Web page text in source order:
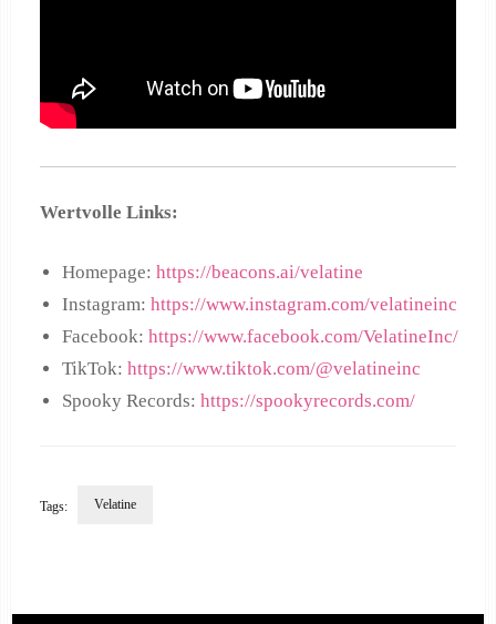
Wertvolle Links:
Homepage:https://beacons.ai/velatine
Instagram:https://www.instagram.com/velatineinc
Facebook:https://www.facebook.com/VelatineInc/
TikTok:https://www.tiktok.com/@velatineinc
Spooky Records:https://spookyrecords.com/
Tags: Velatine
Navigation